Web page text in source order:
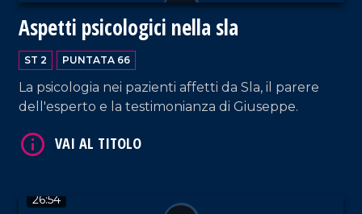
Aspetti psicologici nella sla
ST 2 PUNTATA 66
La psicologia nei pazienti affetti da Sla, il parere
dell'esperto e la testimonianza di Giuseppe.
26:54
VAI AL TITOLO